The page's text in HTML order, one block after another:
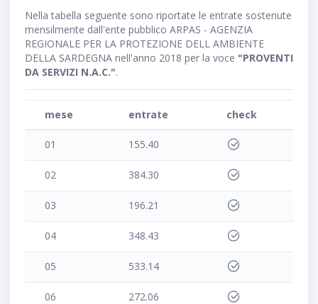
Nella tabella seguente sono riportate le entrate sostenute
mensilmente dall'ente pubblico ARPAS - AGENZIA
REGIONALE PER LA PROTEZIONE DELL AMBIENTE
DELLA SARDEGNA nell'anno 2018 per la voce "PROVENTI
DA SERVIZI N.A.C.".
mese entrate check
01 155.40
02 384.30
03 196.21
04 348.43
05 533.14
06 272.06